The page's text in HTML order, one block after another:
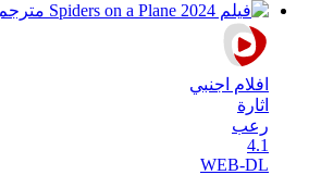
افلام اجنبي
اثارة
رعب
4.1
WEB-DL